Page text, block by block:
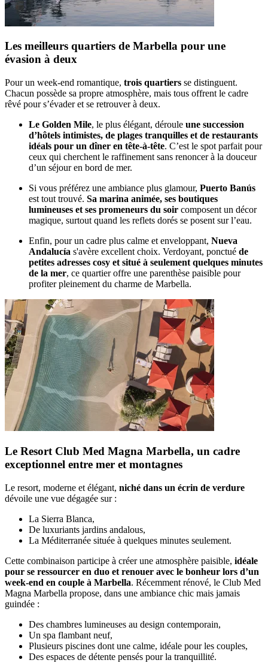
Les meilleurs quartiers de Marbella pour une
évasion à deux
Pour un week-end romantique, trois quartiers se distinguent.
Chacun possède sa propre atmosphère, mais tous offrent le cadre
rêvé pour s’évader et se retrouver à deux.
Le Golden Mile, le plus élégant, déroule une succession
d’hôtels intimistes, de plages tranquilles et de restaurants
idéals pour un dîner en tête-à-tête. C’est le spot parfait pour
ceux qui cherchent le raffinement sans renoncer à la douceur
d’un séjour en bord de mer.
Si vous préférez une ambiance plus glamour, Puerto Banús
est tout trouvé. Sa marina animée, ses boutiques
lumineuses et ses promeneurs du soir composent un décor
magique, surtout quand les reflets dorés se posent sur l’eau.
Enfin, pour un cadre plus calme et enveloppant, Nueva
Andalucía s'avère excellent choix. Verdoyant, ponctué de
petites adresses cosy et situé à seulement quelques minutes
de la mer, ce quartier offre une parenthèse paisible pour
profiter pleinement du charme de Marbella.
Le Resort Club Med Magna Marbella, un cadre
exceptionnel entre mer et montagnes
Le resort, moderne et élégant, niché dans un écrin de verdure
dévoile une vue dégagée sur :
La Sierra Blanca,
De luxuriants jardins andalous,
La Méditerranée située à quelques minutes seulement.
Cette combinaison participe à créer une atmosphère paisible, idéale
pour se ressourcer en duo et renouer avec le bonheur lors d’un
week-end en couple à Marbella. Récemment rénové, le Club Med
Magna Marbella propose, dans une ambiance chic mais jamais
guindée :
Des chambres lumineuses au design contemporain,
Un spa flambant neuf,
Plusieurs piscines dont une calme, idéale pour les couples,
Des espaces de détente pensés pour la tranquillité.